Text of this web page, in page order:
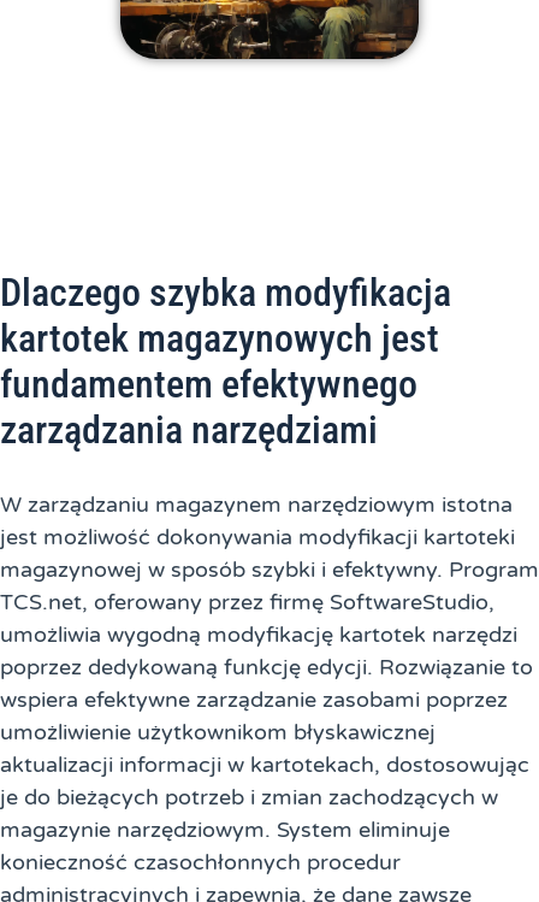
Dlaczego szybka modyfikacja
kartotek magazynowych jest
fundamentem efektywnego
zarządzania narzędziami
W zarządzaniu magazynem narzędziowym istotna
jest możliwość dokonywania modyfikacji kartoteki
magazynowej w sposób szybki i efektywny. Program
TCS.net, oferowany przez firmę SoftwareStudio,
umożliwia wygodną modyfikację kartotek narzędzi
poprzez dedykowaną funkcję edycji. Rozwiązanie to
wspiera efektywne zarządzanie zasobami poprzez
umożliwienie użytkownikom błyskawicznej
aktualizacji informacji w kartotekach, dostosowując
je do bieżących potrzeb i zmian zachodzących w
magazynie narzędziowym. System eliminuje
konieczność czasochłonnych procedur
administracyjnych i zapewnia, że dane zawsze